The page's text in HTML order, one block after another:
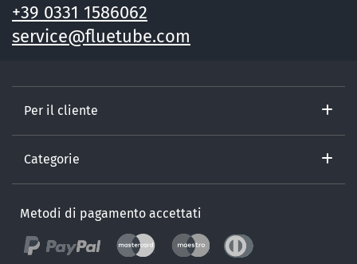
+39 0331 1586062
service@fluetube.com
Per il cliente
Categorie
Metodi di pagamento accettati